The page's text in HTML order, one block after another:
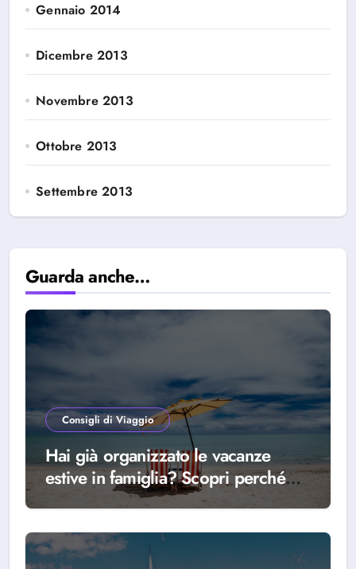
Gennaio 2014
Dicembre 2013
Novembre 2013
Ottobre 2013
Settembre 2013
Guarda anche…
Consigli di Viaggio
Hai già organizzato le vacanze
estive in famiglia? Scopri perché
scegliere Alba Adriatica